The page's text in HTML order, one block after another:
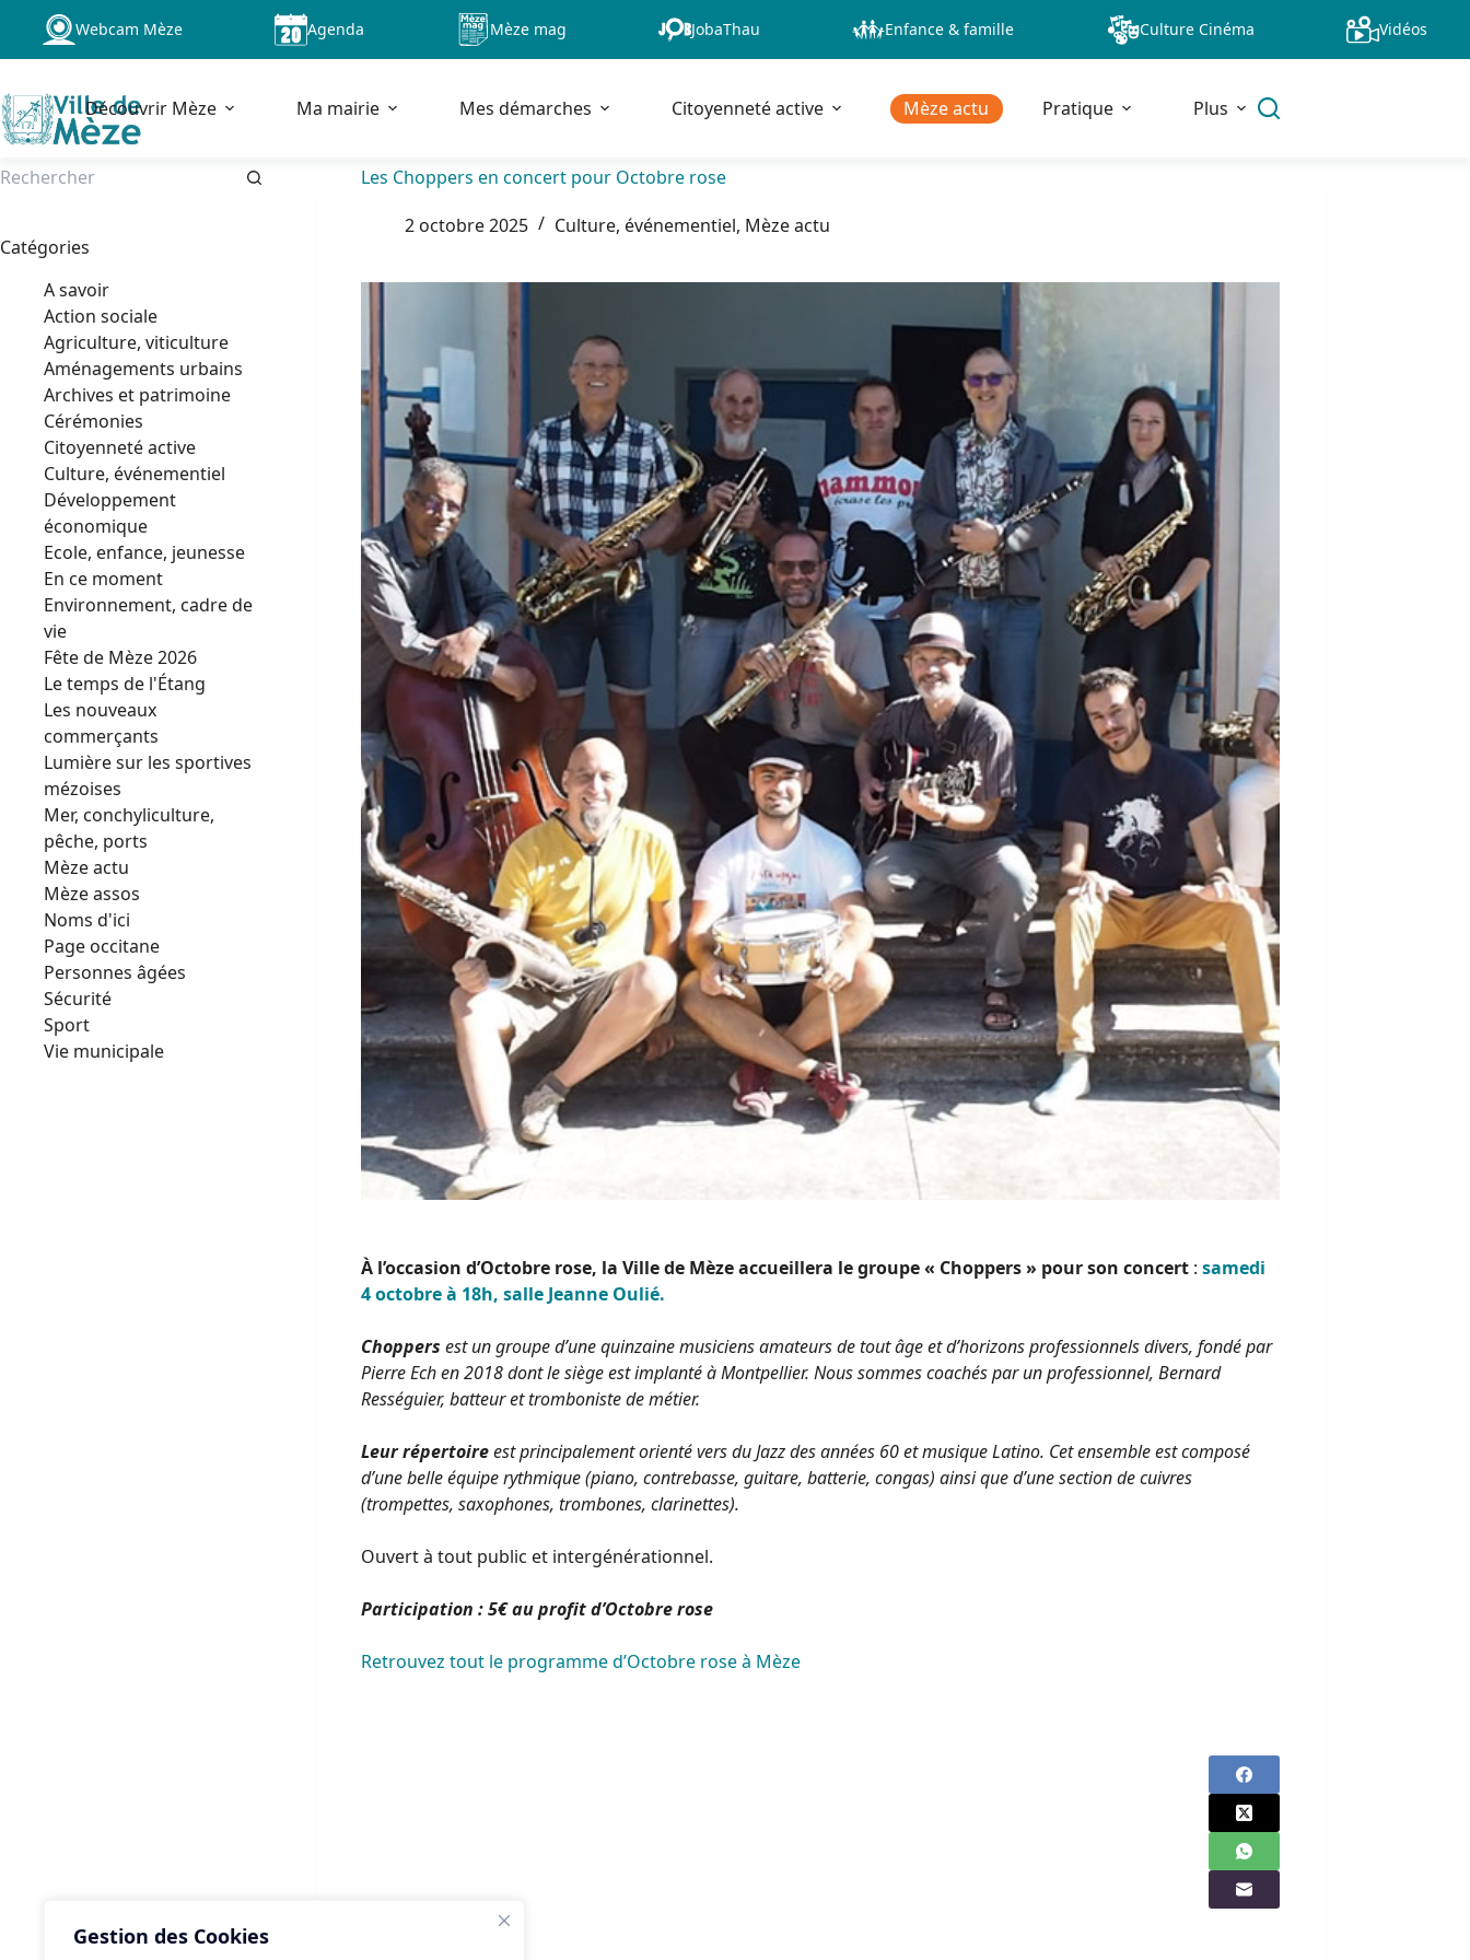
Gestion des Cookies
Passer
contenu
Webcam Mèze Agenda Mèze mag JobaThau Enfance & famille Culture Cinéma Vidéos
Découvrir Mèze Ma mairie Mes démarches Citoyenneté active Mèze actu Pratique Plus
Les Choppers en concert pour Octobre rose
2 octobre 2025
Culture, événementiel, Mèze actu
À l’occasion d’Octobre rose, la Ville de Mèze accueillera le groupe « Choppers » pour son concert :samedi
4 octobre à 18h, salle Jeanne Oulié.
Choppersest un groupe d’une quinzaine musiciens amateurs de tout âge et d’horizons professionnels divers, fondé par
Pierre Ech en 2018 dont le siège est implanté à Montpellier. Nous sommes coachés par un professionnel, Bernard
Rességuier, batteur et tromboniste de métier.
Leur répertoireest principalement orienté vers du Jazz des années 60 et musique Latino. Cet ensemble est composé
d’une belle équipe rythmique (piano, contrebasse, guitare, batterie, congas) ainsi que d’une section de cuivres
(trompettes, saxophones, trombones, clarinettes).
Ouvert à tout public et intergénérationnel.
Participation : 5€ au profit d’Octobre rose
Retrouvez tout le programme d’Octobre rose à Mèze
Catégories
A savoir
Action sociale
Agriculture, viticulture
Aménagements urbains
Archives et patrimoine
Cérémonies
Citoyenneté active
Culture, événementiel
Développement
économique
Ecole, enfance, jeunesse
En ce moment
Environnement, cadre de
vie
Fête de Mèze 2026
Le temps de l'Étang
Les nouveaux
commerçants
Lumière sur les sportives
mézoises
Mer, conchyliculture,
pêche, ports
Mèze actu
Mèze assos
Noms d'ici
Page occitane
Personnes âgées
Sécurité
Sport
Vie municipale